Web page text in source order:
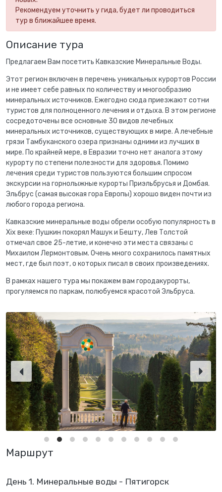
Рекомендуем уточнить у гида, будет ли проводиться
тур в ближайшее время.
Описание тура
Предлагаем Вам посетить Кавказские Минеральные Воды.
Этот регион включен в перечень уникальных курортов России
и не имеет себе равных по количеству и многообразию
минеральных источников. Ежегодно сюда приезжают сотни
туристов для полноценного лечения и отдыха. В этом регионе
сосредоточены все основные 30 видов лечебных
минеральных источников, существующих в мире. А лечебные
грязи Тамбуканского озера признаны одними из лучших в
мире. По крайней мере, в Евразии точно нет аналога этому
курорту по степени полезности для здоровья. Помимо
лечения среди туристов пользуются большим спросом
экскурсии на горнолыжные курорты Приэльбрусья и Домбая.
Эльбрус (самая высокая гора Европы) хорошо виден почти из
любого города региона.
Кавказские минеральные воды обрели особую популярность в
Xix веке: Пушкин покорял Машук и Бешту, Лев Толстой
отмечал свое 25-летие, и конечно эти места связаны с
Михаилом Лермонтовым. Очень много сохранилось памятных
мест, где был поэт, о которых писал в своих произведениях.
В рамках нашего тура мы покажем вам городакурорты,
прогуляемся по паркам, полюбуемся красотой Эльбруса.
Маршрут
День 1. Минеральные воды - Пятигорск